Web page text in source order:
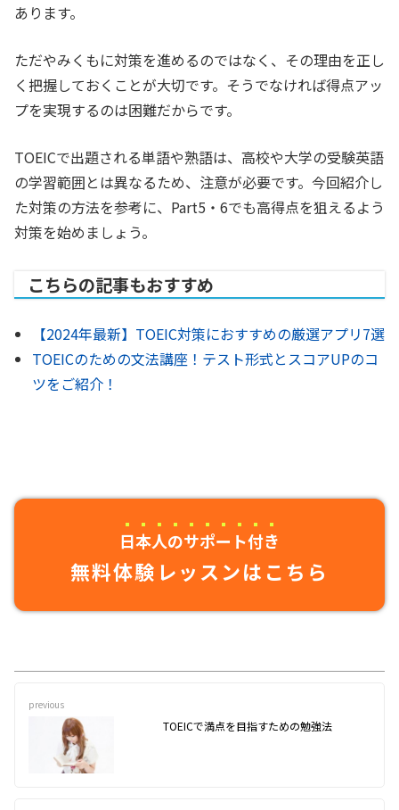
あります。
ただやみくもに対策を進めるのではなく、その理由を正し
く把握しておくことが大切です。そうでなければ得点アッ
プを実現するのは困難だからです。
TOEICで出題される単語や熟語は、高校や大学の受験英語
の学習範囲とは異なるため、注意が必要です。今回紹介し
た対策の方法を参考に、Part5・6でも高得点を狙えるよう
対策を始めましょう。
こちらの記事もおすすめ
【2024年最新】TOEIC対策におすすめの厳選アプリ7選
TOEICのための文法講座！テスト形式とスコアUPのコ
ツをご紹介！
日本人のサポート付き
無料体験レッスンはこちら
previous
TOEICで満点を目指すための勉強法